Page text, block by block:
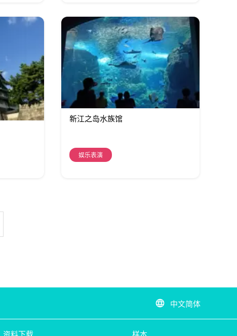
新江之岛水族馆
娱乐表演
language 中文简体
资料下载 样本